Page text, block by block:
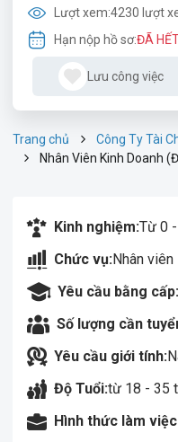
Lượt xem:4230 lượt
Hạn nộp hồ sơ:ĐÃ
Lưu công việc
Trang chủ
Công Ty Tài
Nhân Viên Kinh Doanh
Kinh nghiệm:Từ 0
Chức vụ:Nhân viên
Yêu cầu bằng cấp:
Số lượng cần
Yêu cầu giới tính:
Độ Tuổi:từ 18 - 35
Hình thức làm